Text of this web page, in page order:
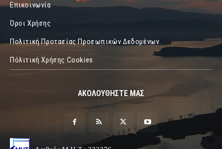
Επικοινωνία
Όροι Χρήσης
Πολιτική Προτασίας Προσωπικών Δεδομένων
Πόλιτική Χρήσης Cookies
ΑΚΟΛΟΥΘΗΣΤΕ ΜΑΣ